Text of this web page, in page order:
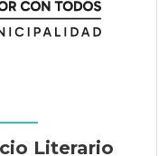
Literario